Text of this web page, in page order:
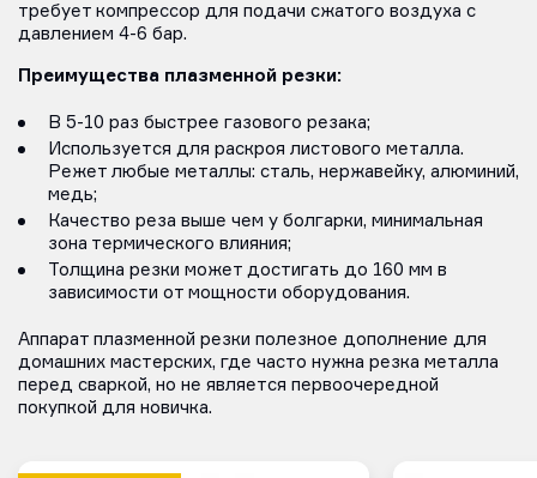
требует компрессор для подачи сжатого воздуха с
давлением 4-6 бар.
Преимущества плазменной резки:
В 5-10 раз быстрее газового резака;
Используется для раскроя листового металла.
Режет любые металлы: сталь, нержавейку, алюминий,
медь;
Качество реза выше чем у болгарки, минимальная
зона термического влияния;
Толщина резки может достигать до 160 мм в
зависимости от мощности оборудования.
Аппарат плазменной резки полезное дополнение для
домашних мастерских, где часто нужна резка металла
перед сваркой, но не является первоочередной
покупкой для новичка.